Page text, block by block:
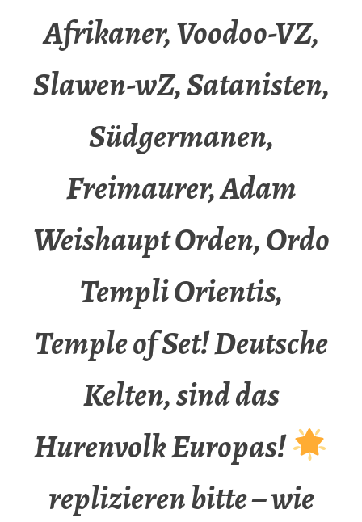
Afrikaner, Voodoo-VZ,
Slawen-wZ, Satanisten,
Südgermanen,
Freimaurer, Adam
Weishaupt Orden, Ordo
Templi Orientis,
Temple of Set! Deutsche
Kelten, sind das
Hurenvolk Europas!
replizieren bitte – wie